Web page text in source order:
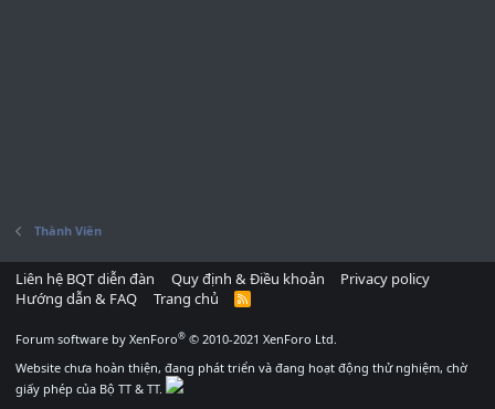
Thành Viên
Liên hệ BQT diễn đàn Quy định & Điều khoản
Privacy policy
Hướng dẫn & FAQ
Trang chủ
R
Forum software by XenForo® © 2010-2021 XenForo Ltd.
Website chưa hoàn thiện, đang phát triển và đang hoạt động thử nghiệm, chờ
giấy phép của Bộ TT & TT.